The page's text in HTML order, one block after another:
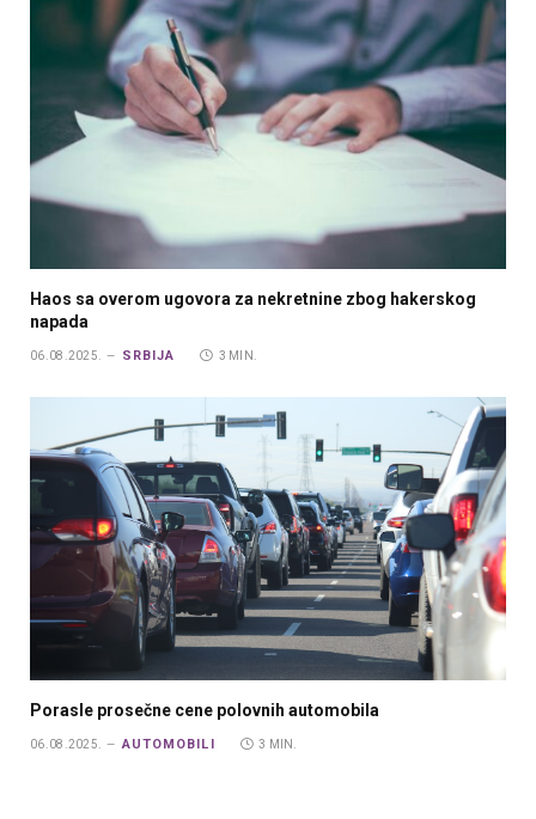
Haos sa overom ugovora za nekretnine zbog hakerskog
napada
06.08.2025. SRBIJA 3 MIN.
Porasle prosečne cene polovnih automobila
06.08.2025. AUTOMOBILI 3 MIN.